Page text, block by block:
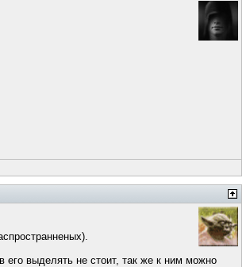
его выделять не стоит, так же к ним можно